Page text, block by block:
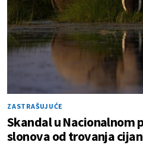
ZASTRAŠUJUĆE
Skandal u Nacionalnom
slonova od trovanja